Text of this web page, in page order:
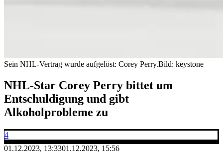
Sein NHL-Vertrag wurde aufgelöst: Corey Perry.Bild: keystone
NHL-Star Corey Perry bittet um
Entschuldigung und gibt
Alkoholprobleme zu
4
01.12.2023, 13:3301.12.2023, 15:56